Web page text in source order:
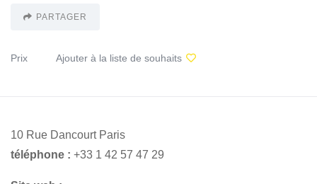
PARTAGER
Prix Ajouter à la liste de souhaits
10 Rue Dancourt Paris
téléphone : +33 1 42 57 47 29